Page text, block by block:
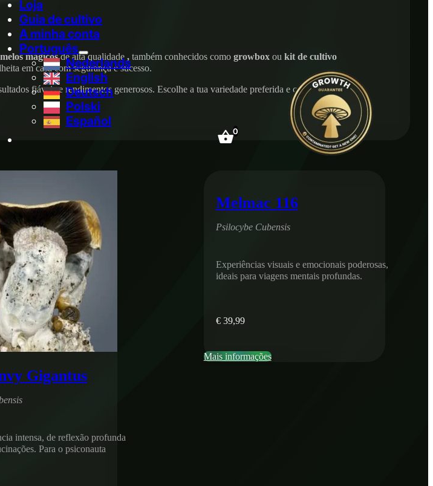
Loja
Guia de cultivo
A minha conta
Português
Nederlands
English
Deutsch
Polski
Español
0
mágicosde alta qualidade , também conhecidos como growbox ou kit de cultivo
em casa com segurança e sucesso.
fiáveis e rendimentos generosos. Escolhe a tua variedade preferida e começa a
Gigantus
intensa, de reflexão profunda
Para o psiconauta
Melmac 116
Psilocybe Cubensis
Experiências visuais e emocionais poderosas,
ideais para viagens mentais profundas.
€39,99
Mais informações